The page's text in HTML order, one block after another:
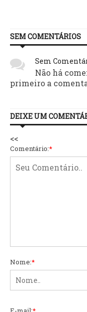
SEM COMENTÁRIOS
Sem
Não há
primeiro a
DEIXE UM
<<
Comentário:*
Nome:*